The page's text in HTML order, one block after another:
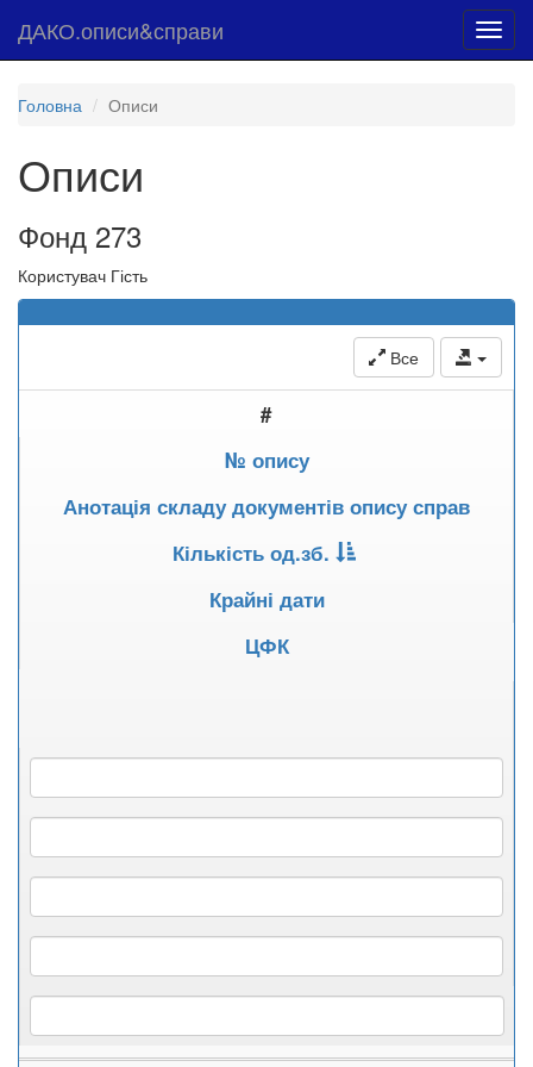
ДАКО.описи&справи
Головна Описи
Описи
Фонд 273
Користувач Гість
Все
#
№ опису
Анотація складу документів опису справ
Кількість од.зб.
Крайні дати
ЦФК